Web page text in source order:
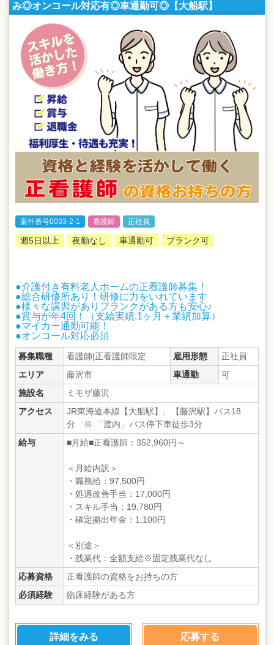
み◎オンコール対応有◎車通勤可◎【大船駅】
案件番号0033-2-1 看護師 正社員
週5日以上 夜勤なし 車通勤可 ブランク可
●介護付き有料老人ホームの正看護師募集！
●総合研修所あり！研修に力をいれています
●様々な講習がありブランクがある方も安心♪
●賞与が年4回！（支給実績:1ヶ月＋業績加算）
●マイカー通勤可能！
●オンコール対応必須
募集職種 看護師|正看護師限定 雇用形態
正社員
エリア
藤沢市 車通勤
可
施設名
ミモザ藤沢
アクセス
JR東海道本線【大船駅】、【藤沢駅】バス18
分 ※ 「渡内」バス停下車徒歩3分
給与
■月給■正看護師：352,960円～
＜月給内訳＞
・職務給：97,500円
・処遇改善手当：17,000円
・スキル手当：19,780円
・確定拠出年金：1,100円
＜別途＞
・残業代：全額支給※固定残業代なし
応募資格
正看護師の資格をお持ちの方
必須経験
臨床経験がある方
詳細をみる 応募する